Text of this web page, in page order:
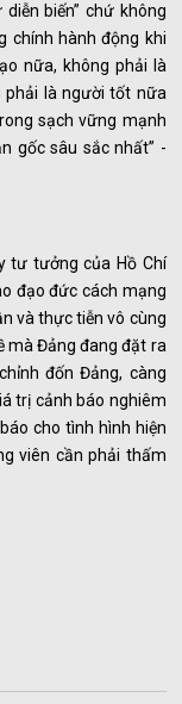
biến” chứ không
chính hành động khi
nữa, không phải là
phải là người tốt nữa
sạch vững mạnh
gốc sâu sắc nhất” -
tư tưởng của Hồ Chí
đạo đức cách mạng
và thực tiễn vô cùng
mà Đảng đang đặt ra
đốn Đảng, càng
trị cảnh báo nghiêm
cho tình hình hiện
viên cần phải thấm